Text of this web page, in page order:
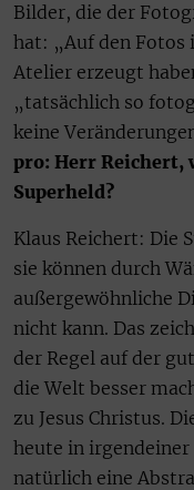
Bilder, die der
hat: „Auf den
Atelier erzeugt
„tatsächlich so
keine
pro: Herr Reichert,
Superheld?
Klaus Reichert: Die
sie können durch
außergewöhnliche
nicht kann. Das
der Regel auf der
die Welt besser
zu Jesus Christus.
heute in
natürlich eine